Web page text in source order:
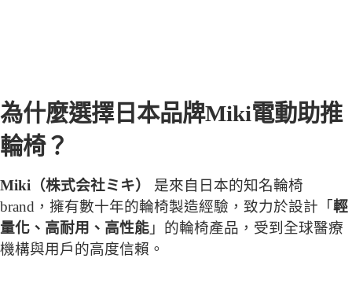
為什麼選擇日本品牌Miki電動助推
輪椅？
Miki （株式会社ミキ）
是來自日本的知名輪椅
brand，擁有數十年的輪椅製造經驗，致力於設計「 輕
量化、高耐用、高性能 」的輪椅產品，受到全球醫療
機構與用戶的高度信賴。